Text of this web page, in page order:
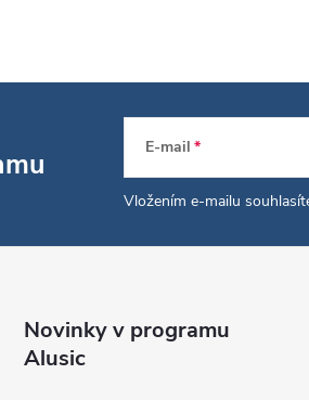
E-mail
Vložením e-mailu
Novinky v programu
Alusic